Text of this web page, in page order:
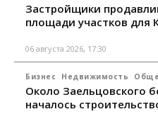
Застройщики
площади участков для
06 августа 2026, 17:30
Бизнес Недвижимость
Около Заельцовского
началось